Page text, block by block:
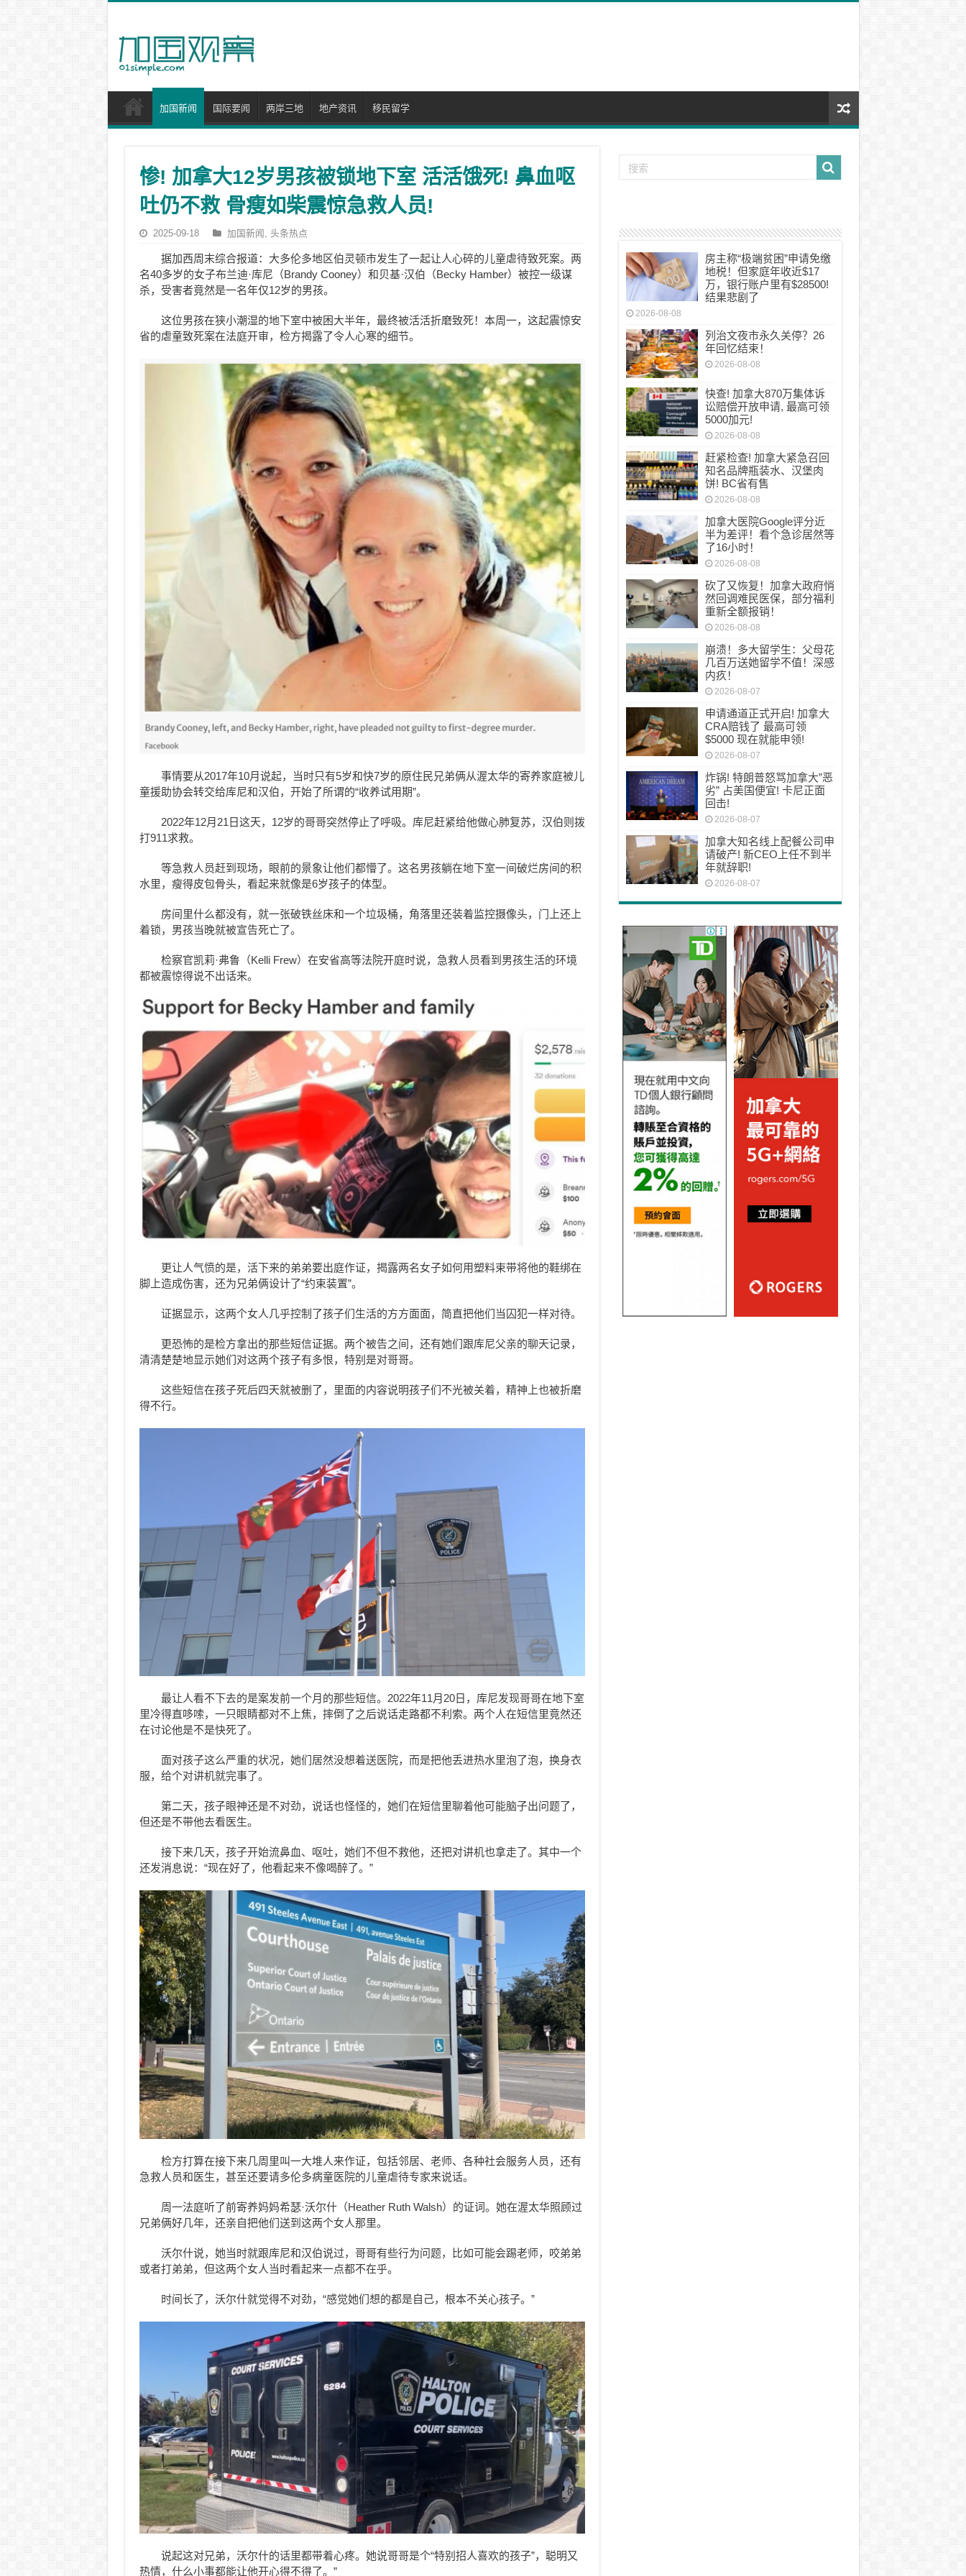
加国新闻 国际要闻 两岸三地 地产资讯 移民留学
惨! 加拿大12岁男孩被锁地下室 活活饿死! 鼻血呕
吐仍不救 骨瘦如柴震惊急救人员!
2025-09-18 加国新闻 , 头条热点
据加西周末综合报道：大多伦多地区伯灵顿市发生了一起让人心碎的儿童虐待致死案。两
名40多岁的女子布兰迪·库尼（Brandy Cooney）和贝基·汉伯（Becky Hamber）被控一级谋
杀，受害者竟然是一名年仅12岁的男孩。
这位男孩在狭小潮湿的地下室中被困大半年，最终被活活折磨致死！本周一，这起震惊安
省的虐童致死案在法庭开审，检方揭露了令人心寒的细节。
事情要从2017年10月说起，当时只有5岁和快7岁的原住民兄弟俩从渥太华的寄养家庭被儿
童援助协会转交给库尼和汉伯，开始了所谓的“收养试用期”。
2022年12月21日这天，12岁的哥哥突然停止了呼吸。库尼赶紧给他做心肺复苏，汉伯则拨
打911求救。
等急救人员赶到现场，眼前的景象让他们都懵了。这名男孩躺在地下室一间破烂房间的积
水里，瘦得皮包骨头，看起来就像是6岁孩子的体型。
房间里什么都没有，就一张破铁丝床和一个垃圾桶，角落里还装着监控摄像头，门上还上
着锁，男孩当晚就被宣告死亡了。
检察官凯莉·弗鲁（Kelli Frew）在安省高等法院开庭时说，急救人员看到男孩生活的环境
都被震惊得说不出话来。
更让人气愤的是，活下来的弟弟要出庭作证，揭露两名女子如何用塑料束带将他的鞋绑在
脚上造成伤害，还为兄弟俩设计了“约束装置”。
证据显示，这两个女人几乎控制了孩子们生活的方方面面，简直把他们当囚犯一样对待。
更恐怖的是检方拿出的那些短信证据。两个被告之间，还有她们跟库尼父亲的聊天记录，
清清楚楚地显示她们对这两个孩子有多恨，特别是对哥哥。
这些短信在孩子死后四天就被删了，里面的内容说明孩子们不光被关着，精神上也被折磨
得不行。
最让人看不下去的是案发前一个月的那些短信。2022年11月20日，库尼发现哥哥在地下室
里冷得直哆嗦，一只眼睛都对不上焦，摔倒了之后说话走路都不利索。两个人在短信里竟然还
在讨论他是不是快死了。
面对孩子这么严重的状况，她们居然没想着送医院，而是把他丢进热水里泡了泡，换身衣
服，给个对讲机就完事了。
第二天，孩子眼神还是不对劲，说话也怪怪的，她们在短信里聊着他可能脑子出问题了，
但还是不带他去看医生。
接下来几天，孩子开始流鼻血、呕吐，她们不但不救他，还把对讲机也拿走了。其中一个
还发消息说：“现在好了，他看起来不像喝醉了。”
检方打算在接下来几周里叫一大堆人来作证，包括邻居、老师、各种社会服务人员，还有
急救人员和医生，甚至还要请多伦多病童医院的儿童虐待专家来说话。
周一法庭听了前寄养妈妈希瑟·沃尔什（Heather Ruth Walsh）的证词。她在渥太华照顾过
兄弟俩好几年，还亲自把他们送到这两个女人那里。
沃尔什说，她当时就跟库尼和汉伯说过，哥哥有些行为问题，比如可能会踢老师，咬弟弟
或者打弟弟，但这两个女人当时看起来一点都不在乎。
时间长了，沃尔什就觉得不对劲，“感觉她们想的都是自己，根本不关心孩子。”
说起这对兄弟，沃尔什的话里都带着心疼。她说哥哥是个“特别招人喜欢的孩子”，聪明又
热情，什么小事都能让他开心得不得了。”
房主称“极端贫困”申请免缴
地税！但家庭年收近$17
万，银行账户里有$28500!
结果悲剧了
2026-08-08
列治文夜市永久关停？26
年回忆结束！
2026-08-08
快查! 加拿大870万集体诉
讼赔偿开放申请, 最高可领
5000加元!
2026-08-08
赶紧检查! 加拿大紧急召回
知名品牌瓶装水、汉堡肉
饼! BC省有售
2026-08-08
加拿大医院Google评分近
半为差评！看个急诊居然等
了16小时！
2026-08-08
砍了又恢复！加拿大政府悄
然回调难民医保，部分福利
重新全额报销！
2026-08-08
崩溃！多大留学生：父母花
几百万送她留学不值！深感
内疚！
2026-08-07
申请通道正式开启! 加拿大
CRA赔钱了 最高可领
$5000 现在就能申领!
2026-08-07
炸锅! 特朗普怒骂加拿大”恶
劣” 占美国便宜! 卡尼正面
回击!
2026-08-07
加拿大知名线上配餐公司申
请破产! 新CEO上任不到半
年就辞职!
2026-08-07